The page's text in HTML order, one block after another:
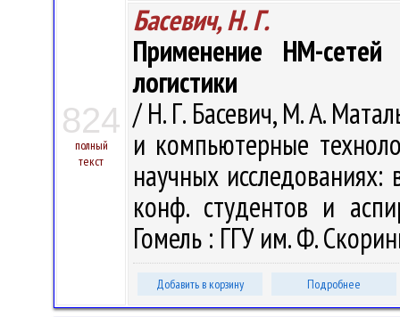
824
полный
текст
Басевич, Н. Г.
Применение HM-
логистики
/ Н. Г. Басевич, М. А.
и компьютерные
научных
конф. студентов и
Гомель : ГГУ им. Ф.
Добавить в корзину Подробнее